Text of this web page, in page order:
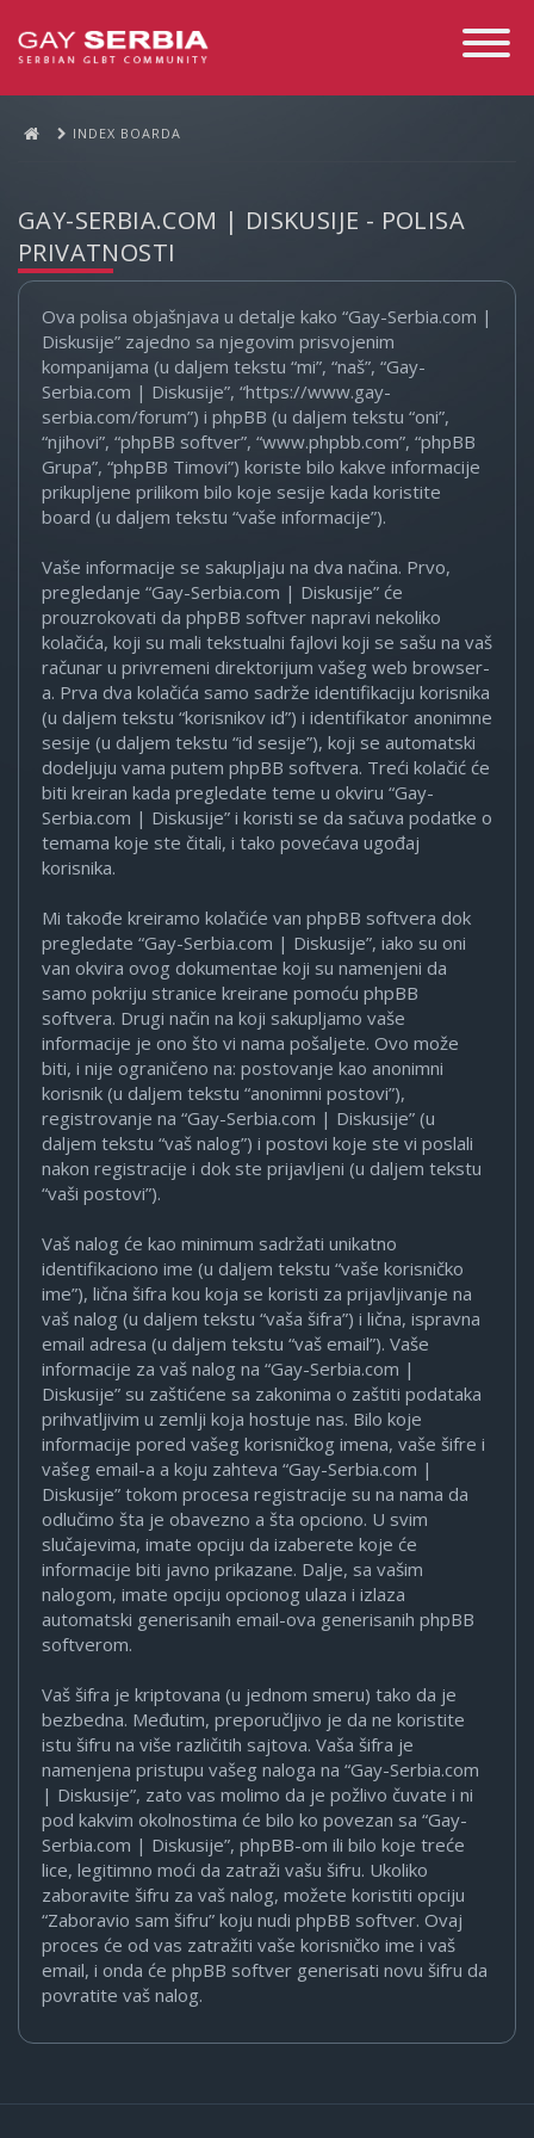
Toggle
INDEX BOARDA
GAY-SERBIA.COM | DISKUSIJE - POLISA
PRIVATNOSTI
Ova polisa objašnjava u detalje kako “Gay-Serbia.com |
Diskusije” zajedno sa njegovim prisvojenim
kompanijama (u daljem tekstu “mi”, “naš”, “Gay-
Serbia.com | Diskusije”, “https://www.gay-
serbia.com/forum”) i phpBB (u daljem tekstu “oni”,
“njihovi”, “phpBB softver”, “www.phpbb.com”, “phpBB
Grupa”, “phpBB Timovi”) koriste bilo kakve informacije
prikupljene prilikom bilo koje sesije kada koristite
board (u daljem tekstu “vaše informacije”).
Vaše informacije se sakupljaju na dva načina. Prvo,
pregledanje “Gay-Serbia.com | Diskusije” će
prouzrokovati da phpBB softver napravi nekoliko
kolačića, koji su mali tekstualni fajlovi koji se sašu na vaš
računar u privremeni direktorijum vašeg web browser-
a. Prva dva kolačića samo sadrže identifikaciju korisnika
(u daljem tekstu “korisnikov id”) i identifikator anonimne
sesije (u daljem tekstu “id sesije”), koji se automatski
dodeljuju vama putem phpBB softvera. Treći kolačić će
biti kreiran kada pregledate teme u okviru “Gay-
Serbia.com | Diskusije” i koristi se da sačuva podatke o
temama koje ste čitali, i tako povećava ugođaj
korisnika.
Mi takođe kreiramo kolačiće van phpBB softvera dok
pregledate “Gay-Serbia.com | Diskusije”, iako su oni
van okvira ovog dokumentae koji su namenjeni da
samo pokriju stranice kreirane pomoću phpBB
softvera. Drugi način na koji sakupljamo vaše
informacije je ono što vi nama pošaljete. Ovo može
biti, i nije ograničeno na: postovanje kao anonimni
korisnik (u daljem tekstu “anonimni postovi”),
registrovanje na “Gay-Serbia.com | Diskusije” (u
daljem tekstu “vaš nalog”) i postovi koje ste vi poslali
nakon registracije i dok ste prijavljeni (u daljem tekstu
“vaši postovi”).
Vaš nalog će kao minimum sadržati unikatno
identifikaciono ime (u daljem tekstu “vaše korisničko
ime”), lična šifra kou koja se koristi za prijavljivanje na
vaš nalog (u daljem tekstu “vaša šifra”) i lična, ispravna
email adresa (u daljem tekstu “vaš email”). Vaše
informacije za vaš nalog na “Gay-Serbia.com |
Diskusije” su zaštićene sa zakonima o zaštiti podataka
prihvatljivim u zemlji koja hostuje nas. Bilo koje
informacije pored vašeg korisničkog imena, vaše šifre i
vašeg email-a a koju zahteva “Gay-Serbia.com |
Diskusije” tokom procesa registracije su na nama da
odlučimo šta je obavezno a šta opciono. U svim
slučajevima, imate opciju da izaberete koje će
informacije biti javno prikazane. Dalje, sa vašim
nalogom, imate opciju opcionog ulaza i izlaza
automatski generisanih email-ova generisanih phpBB
softverom.
Vaš šifra je kriptovana (u jednom smeru) tako da je
bezbedna. Međutim, preporučljivo je da ne koristite
istu šifru na više različitih sajtova. Vaša šifra je
namenjena pristupu vašeg naloga na “Gay-Serbia.com
| Diskusije”, zato vas molimo da je požlivo čuvate i ni
pod kakvim okolnostima će bilo ko povezan sa “Gay-
Serbia.com | Diskusije”, phpBB-om ili bilo koje treće
lice, legitimno moći da zatraži vašu šifru. Ukoliko
zaboravite šifru za vaš nalog, možete koristiti opciju
“Zaboravio sam šifru” koju nudi phpBB softver. Ovaj
proces će od vas zatražiti vaše korisničko ime i vaš
email, i onda će phpBB softver generisati novu šifru da
povratite vaš nalog.